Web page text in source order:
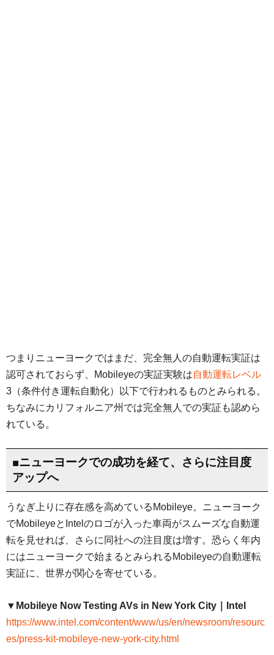
つまりニューヨークではまだ、完全無人の自動運転実証は
認可されておらず、Mobileyeの実証実験は自動運転レベル
3（条件付き運転自動化）以下で行われるものとみられる。
ちなみにカリフォルニア州では完全無人での実証も認めら
れている。
■ニューヨークでの成功を経て、さらに注目度
アップへ
うなぎ上りに存在感を高めているMobileye。ニューヨーク
でMobileyeとIntelのロゴが入った車両がスムーズな自動運
転を見せれば、さらに同社への注目度は増す。恐らく年内
にはニューヨークで始まるとみられるMobileyeの自動運転
実証に、世界が関心を寄せている。
▼Mobileye Now Testing AVs in New York City｜Intel
https://www.intel.com/content/www/us/en/newsroom/resourc
es/press-kit-mobileye-new-york-city.html